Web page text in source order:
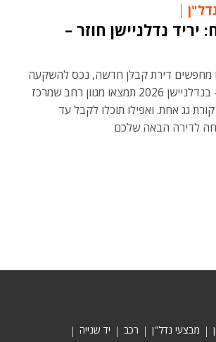
יריד נדלניישן חוזר –
דירת קבלן חדשה, נכס להשקעה
או דירת יד שנייה - בנדלניישן 2026 תמצאו מגוון רחב שמרכז
גג אחת. ואפילו תוכלו לקבל עד
מבצעי נדל"ן רכב
יד שנייה